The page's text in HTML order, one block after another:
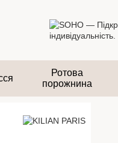
Ротова
порожнина